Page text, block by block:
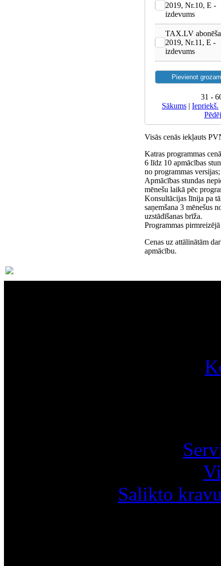
2019, Nr.10, E -
izdevums
TAX.LV
2019, Nr.11, E -
izdevums
31 -
Sākums | Iepriekš.
Visās cenās iekļauts
Katras programmas
6 līdz 10 apmācības
no programmas versijas;
Apmācības stundas
mēnešu laikā pēc
Konsultācijas līnija pa
saņemšana 3 mēnešus
uzstādīšanas brīža.
Programmas
Cenas uz attālinātām
apmācību.
Salikto